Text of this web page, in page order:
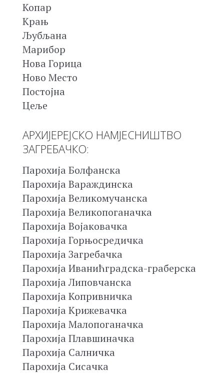
Копар
Крањ
Љубљана
Марибор
Нова Горица
Ново Место
Постојна
Цеље
АРХИЈЕРЕЈСКО НАМЈЕСНИШТВО
ЗАГРЕБАЧКО:
Парохија Болфанска
Парохија Вараждинска
Парохија Великомучанска
Парохија Великопоганачка
Парохија Војаковачка
Парохија Горњосредичка
Парохија Загребачка
Парохија Иванићградска-граберска
Парохија Липовчанска
Парохија Копривничка
Парохија Крижевачка
Парохија Малопоганачка
Парохија Плавшиначка
Парохија Салничка
Парохија Сисачка